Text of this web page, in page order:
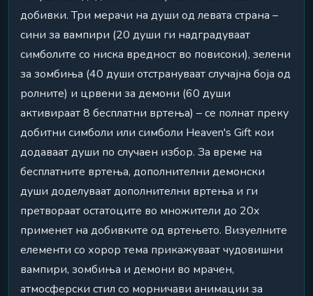
добивки. Три мерачи на души од левата страна –
сини за вампири (20 души ги надградуваат
симболите со ниска вредност во повисоки), зелени
за зомбиња (40 души отстрануваат случајна боја од
ролните) и црвени за демони (60 души
активираат 8 бесплатни вртења) – се полнат преку
добитни симболи или симболи Heaven's Gift кои
додаваат души по случаен избор. За време на
бесплатните вртења, дополнителни демонски
души доделуваат дополнителни вртења и ги
претвораат остатоците во множители до 20x
применет на добивките од вртењето. Визуелните
елементи со хорор тема прикажуваат чудовишни
вампири, зомбиња и демони во мрачен,
атмосферски стил со морничави анимации за